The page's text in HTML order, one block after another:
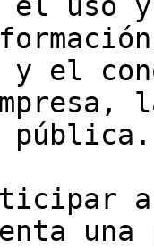
el uso
y el
pública.
una